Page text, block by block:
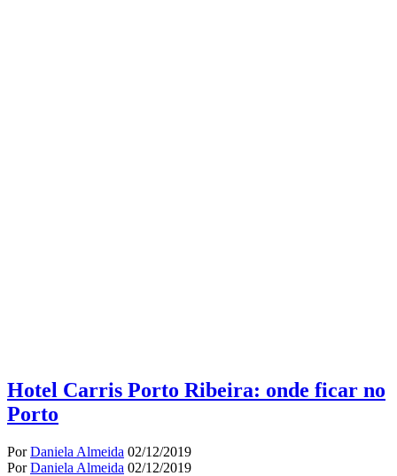
Hotel Carris Porto Ribeira: onde ficar no
Porto
PorDaniela Almeida 02/12/2019
PorDaniela Almeida 02/12/2019